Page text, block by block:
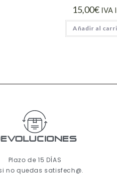
15,00€ IVA
Añadir al
Plazo de 15 DÍAS
no quedas satisfech@.